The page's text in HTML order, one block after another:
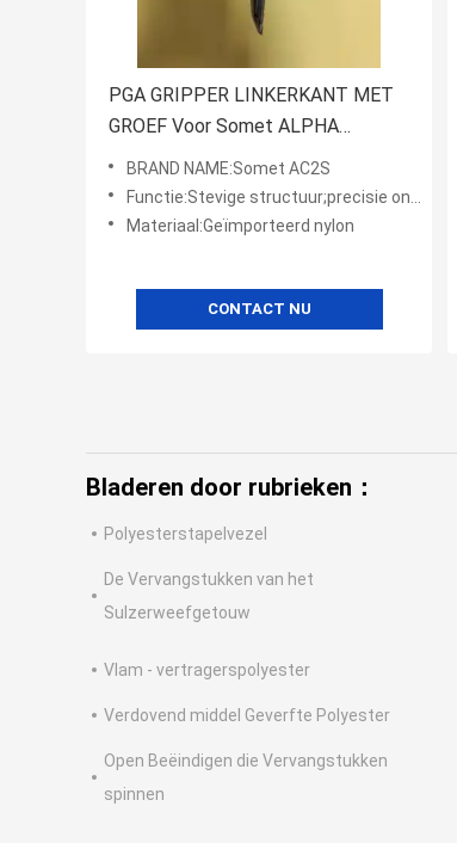
PGA GRIPPER LINKERKANT MET
GROEF Voor Somet ALPHA
Weefmachine Onderdelen
BRAND NAME:Somet AC2S
Functie:Stevige structuur;precisie ontworpen;hoge duurzaamheid
Materiaal:Geïmporteerd nylon
CONTACT NU
Bladeren door rubrieken：
Polyesterstapelvezel
De Vervangstukken van het
Sulzerweefgetouw
Vlam - vertragerspolyester
Verdovend middel Geverfte Polyester
Open Beëindigen die Vervangstukken
spinnen